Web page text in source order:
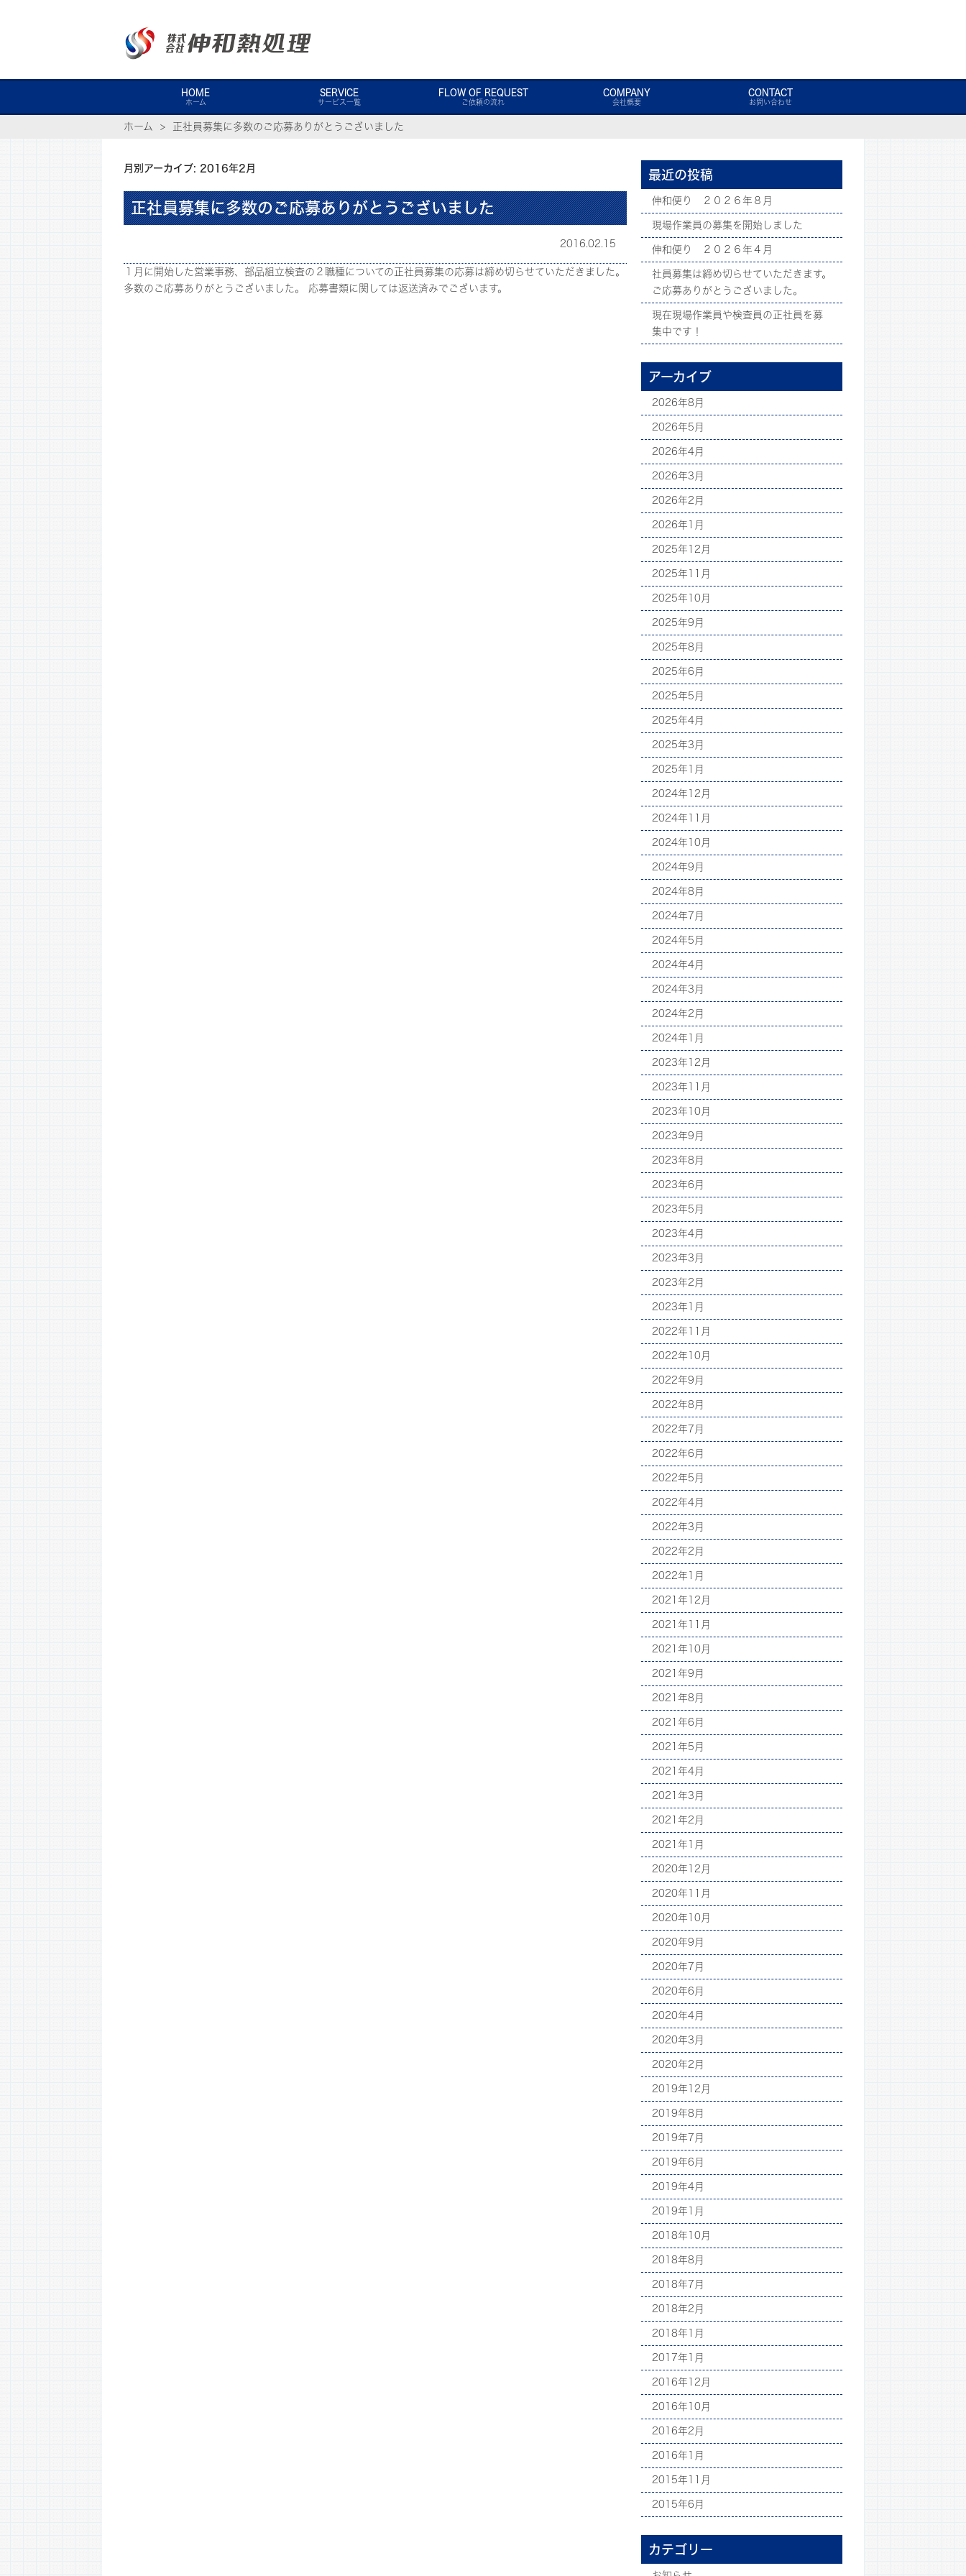
HOME
ホーム
SERVICE
サービス一覧
FLOW OF REQUEST
ご依頼の流れ
COMPANY
会社概要
CONTACT
お問い合わせ
ホーム 正社員募集に多数のご応募ありがとうございました
月別アーカイブ: 2016年2月
正社員募集に多数のご応募ありがとうございました
2016.02.15
１月に開始した営業事務、部品組立検査の２職種についての正社員募集の応募は締め切らせていただきました。
多数のご応募ありがとうございました。 応募書類に関しては返送済みでございます。
最近の投稿
伸和便り ２０２６年８月
現場作業員の募集を開始しました
伸和便り ２０２６年４月
社員募集は締め切らせていただきます。
ご応募ありがとうございました。
現在現場作業員や検査員の正社員を募
集中です！
アーカイブ
2026年8月
2026年5月
2026年4月
2026年3月
2026年2月
2026年1月
2025年12月
2025年11月
2025年10月
2025年9月
2025年8月
2025年6月
2025年5月
2025年4月
2025年3月
2025年1月
2024年12月
2024年11月
2024年10月
2024年9月
2024年8月
2024年7月
2024年5月
2024年4月
2024年3月
2024年2月
2024年1月
2023年12月
2023年11月
2023年10月
2023年9月
2023年8月
2023年6月
2023年5月
2023年4月
2023年3月
2023年2月
2023年1月
2022年11月
2022年10月
2022年9月
2022年8月
2022年7月
2022年6月
2022年5月
2022年4月
2022年3月
2022年2月
2022年1月
2021年12月
2021年11月
2021年10月
2021年9月
2021年8月
2021年6月
2021年5月
2021年4月
2021年3月
2021年2月
2021年1月
2020年12月
2020年11月
2020年10月
2020年9月
2020年7月
2020年6月
2020年4月
2020年3月
2020年2月
2019年12月
2019年8月
2019年7月
2019年6月
2019年4月
2019年1月
2018年10月
2018年8月
2018年7月
2018年2月
2018年1月
2017年1月
2016年12月
2016年10月
2016年2月
2016年1月
2015年11月
2015年6月
カテゴリー